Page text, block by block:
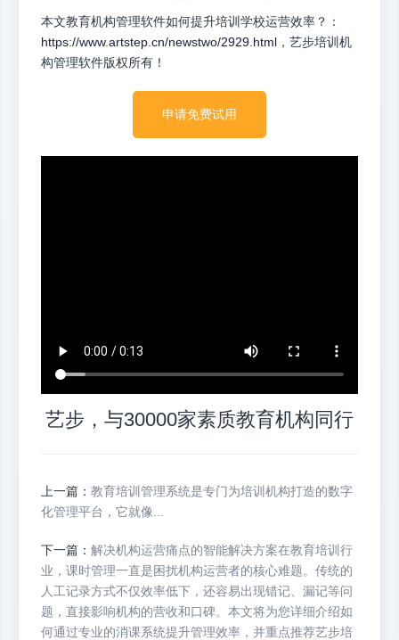
本文教育机构管理软件如何提升培训学校运营效率？：
https://www.artstep.cn/newstwo/2929.html ，艺步培训机
构管理软件版权所有！
申请免费试用
艺步，与30000家素质教育机构同行
上一篇： 教育培训管理系统是专门为培训机构打造的数字
化管理平台，它就像...
下一篇： 解决机构运营痛点的智能解决方案在教育培训行
业，课时管理一直是困扰机构运营者的核心难题。传统的
人工记录方式不仅效率低下，还容易出现错记、漏记等问
题，直接影响机构的营收和口碑。本文将为您详细介绍如
何通过专业的消课系统提升管理效率，并重点推荐艺步培